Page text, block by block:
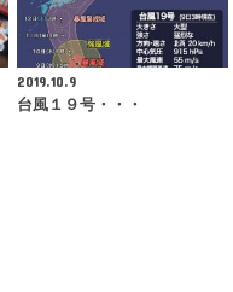
2019.10.9
台風１９号・・・